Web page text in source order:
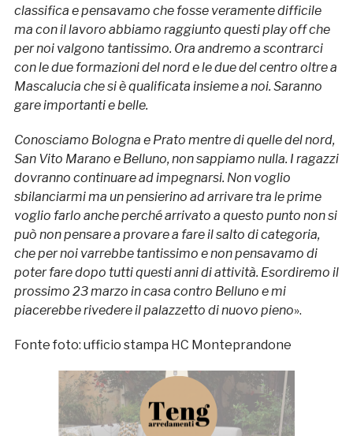
classifica e pensavamo che fosse veramente difficile
ma con il lavoro abbiamo raggiunto questi play off che
per noi valgono tantissimo. Ora andremo a scontrarci
con le due formazioni del nord e le due del centro oltre a
Mascalucia che si è qualificata insieme a noi. Saranno
gare importanti e belle.
Conosciamo Bologna e Prato mentre di quelle del nord,
San Vito Marano e Belluno, non sappiamo nulla. I ragazzi
dovranno continuare ad impegnarsi. Non voglio
sbilanciarmi ma un pensierino ad arrivare tra le prime
voglio farlo anche perché arrivato a questo punto non si
può non pensare a provare a fare il salto di categoria,
che per noi varrebbe tantissimo e non pensavamo di
poter fare dopo tutti questi anni di attività. Esordiremo il
prossimo 23 marzo in casa contro Belluno e mi
piacerebbe rivedere il palazzetto di nuovo pieno».
Fonte foto: ufficio stampa HC Monteprandone